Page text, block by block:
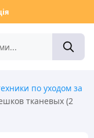
по уходом за
тканевых (2